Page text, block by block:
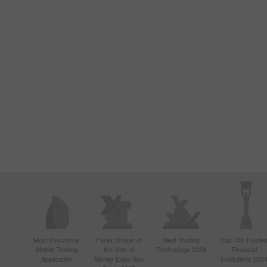
Most Innovative
Mobile Trading
Application
Forex Broker of
the Year at
Money Expo Abu
Best Trading
Technology 2024
Top 100 Trusted
Financial
Institutions 2024